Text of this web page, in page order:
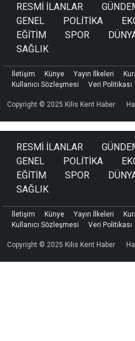
RESMİ İLANLAR
GENEL
POLİTİKA
EĞİTİM
SPOR
SAĞLIK
Copyright © 2025 Kilis Kent Haber
İletişim Künye Yayın İlkeleri
Kullanıcı Sözleşmesi
Veri Politikası
RESMİ İLANLAR
GENEL
POLİTİKA
EĞİTİM
SPOR
SAĞLIK
Copyright © 2025 Kilis Kent Haber
İletişim Künye Yayın İlkeleri
Kullanıcı Sözleşmesi
Veri Politikası